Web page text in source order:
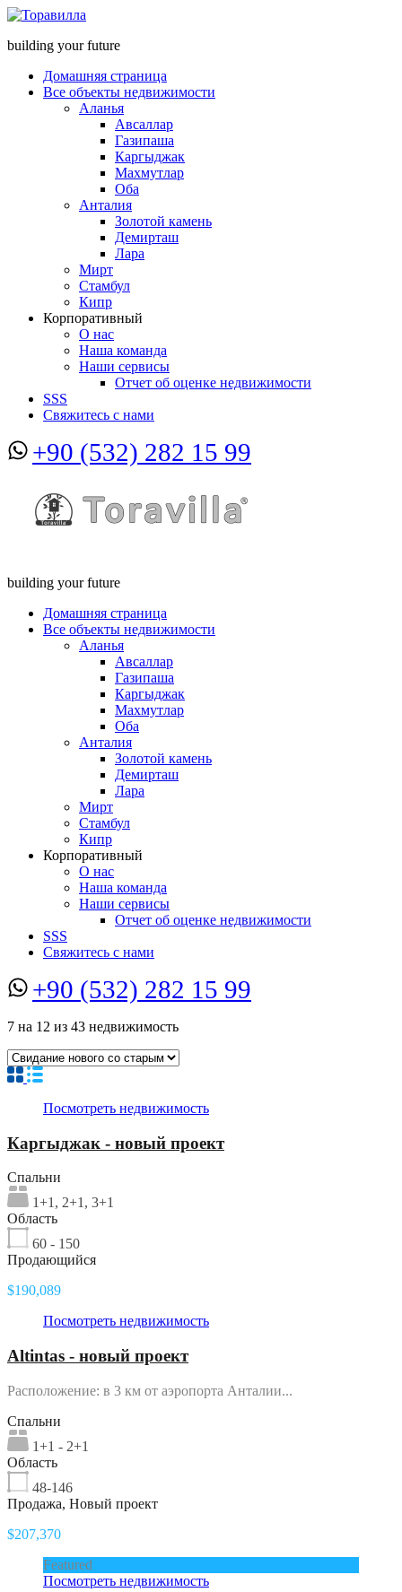
building your future
Домашняя страница
Все объекты недвижимости
Аланья
Авсаллар
Газипаша
Каргыджак
Махмутлар
Оба
Анталия
Золотой камень
Демирташ
Лара
Мирт
Стамбул
Кипр
Корпоративный
О нас
Наша команда
Наши сервисы
Отчет об оценке недвижимости
SSS
Свяжитесь с нами
+90 (532) 282 15 99
building your future
Домашняя страница
Все объекты недвижимости
Аланья
Авсаллар
Газипаша
Каргыджак
Махмутлар
Оба
Анталия
Золотой камень
Демирташ
Лара
Мирт
Стамбул
Кипр
Корпоративный
О нас
Наша команда
Наши сервисы
Отчет об оценке недвижимости
SSS
Свяжитесь с нами
+90 (532) 282 15 99
7 на 12 из 43 недвижимость
Посмотреть недвижимость
Каргыджак - новый проект
Спальни
1+1, 2+1, 3+1
Область
60 - 150
Продающийся
$190,089
Посмотреть недвижимость
Altintas - новый проект
Расположение: в 3 км от аэропорта Анталии...
Спальни
1+1 - 2+1
Область
48-146
Продажа, Новый проект
$207,370
Featured
Посмотреть недвижимость